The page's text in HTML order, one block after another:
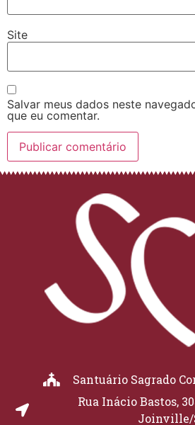
Site
Salvar meus dados neste
que eu comentar.
Santuário Sagrado
Rua Inácio Bastos,
Joinville/